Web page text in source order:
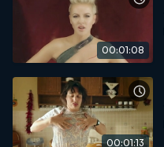
00:01:08
00:01:13